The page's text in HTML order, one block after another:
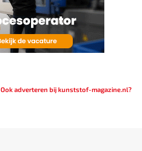
Ook adverteren bij kunststof-magazine.nl?